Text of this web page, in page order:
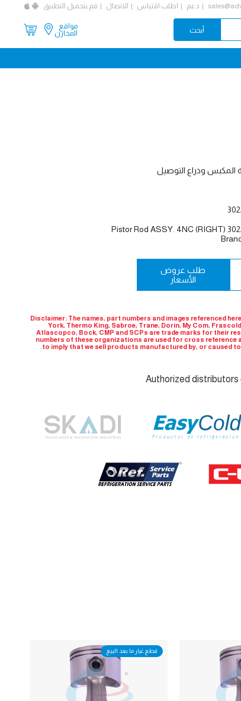
دعم اطلب اقتباس الاتصال قم بتحميل التطبيق
مواقع
المخازن
المكبس وذراع التوصيل
Pistor Rod ASSY. 4NC (RIGHT)
طلب عروض
الأسعار
Disclaimer: The names, part numbers and images referenced
York, Thermo King, Sabroe, Trane, Dorin, My Com,
Atlascopco, Bock, CMP and SCPs are trade marks for their
numbers of these organizations are used for cross reference
to imply that we sell products manufactured by, or caused
Authorized distributors
قطع غيار ما بعد البيع